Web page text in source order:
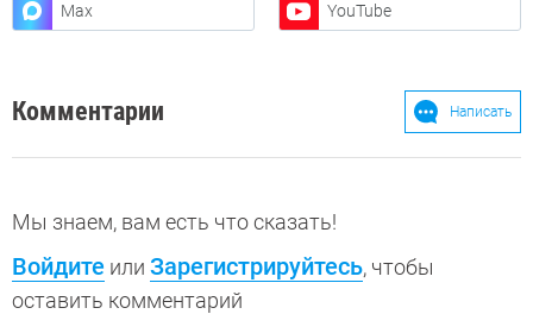
Max YouTube
Комментарии Написать
Мы знаем, вам есть что сказать!
Войдите или Зарегистрируйтесь, чтобы
оставить комментарий